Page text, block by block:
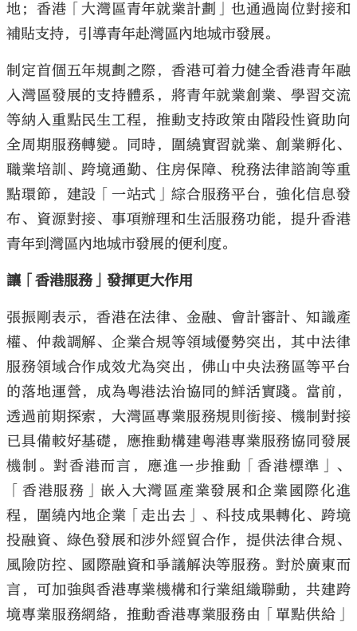
地；香港「大灣區青年就業計劃」也通過崗位對接和
補貼支持，引導青年赴灣區內地城市發展。
制定首個五年規劃之際，香港可着力健全香港青年融
入灣區發展的支持體系，將青年就業創業、學習交流
等納入重點民生工程，推動支持政策由階段性資助向
全周期服務轉變。同時，圍繞實習就業、創業孵化、
職業培訓、跨境通勤、住房保障、稅務法律諮詢等重
點環節，建設「一站式」綜合服務平台，強化信息發
布、資源對接、事項辦理和生活服務功能，提升香港
青年到灣區內地城市發展的便利度。
讓「香港服務」發揮更大作用
張振剛表示，香港在法律、金融、會計審計、知識產
權、仲裁調解、企業合規等領域優勢突出，其中法律
服務領域合作成效尤為突出，佛山中央法務區等平台
的落地運營，成為粵港法治協同的鮮活實踐。當前，
透過前期探索，大灣區專業服務規則銜接、機制對接
已具備較好基礎，應推動構建粵港專業服務協同發展
機制。對香港而言，應進一步推動「香港標準」、
「香港服務」嵌入大灣區產業發展和企業國際化進
程，圍繞內地企業「走出去」、科技成果轉化、跨境
投融資、綠色發展和涉外經貿合作，提供法律合規、
風險防控、國際融資和爭議解決等服務。對於廣東而
言，可加強與香港專業機構和行業組織聯動，共建跨
境專業服務網絡，推動香港專業服務由「單點供給」